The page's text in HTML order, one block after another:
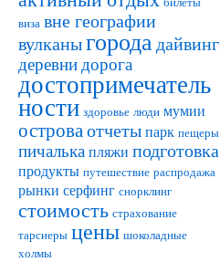
виза вне географии
вулканыгородадайвинг
деревнидорога
достопримечатель
ности здоровье люди мумии
островаотчетыпарк пещеры
пичалькапляжи подготовка
продукты путешествие распродажа
рынки серфинг снорклинг
стоимость страхование
тарсиеры цены шоколадные
холмы